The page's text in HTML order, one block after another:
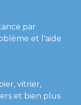
par
et l'aide
vitrier,
et bien plus